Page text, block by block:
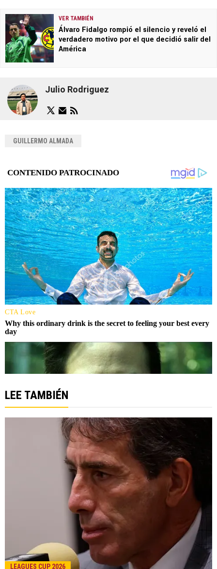
VER TAMBIÉN
Álvaro Fidalgo rompió el silencio y reveló el
verdadero motivo por el que decidió salir del
América
Julio Rodriguez
GUILLERMO ALMADA